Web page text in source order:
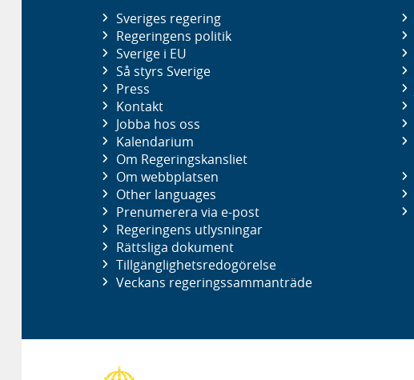
Sveriges regering
Regeringens politik
Sverige i EU
Så styrs Sverige
Press
Kontakt
Jobba hos oss
Kalendarium
Om Regeringskansliet
Om webbplatsen
Other languages
Prenumerera via e-post
Regeringens utlysningar
Rättsliga dokument
Tillgänglighetsredogörelse
Veckans regeringssammanträde